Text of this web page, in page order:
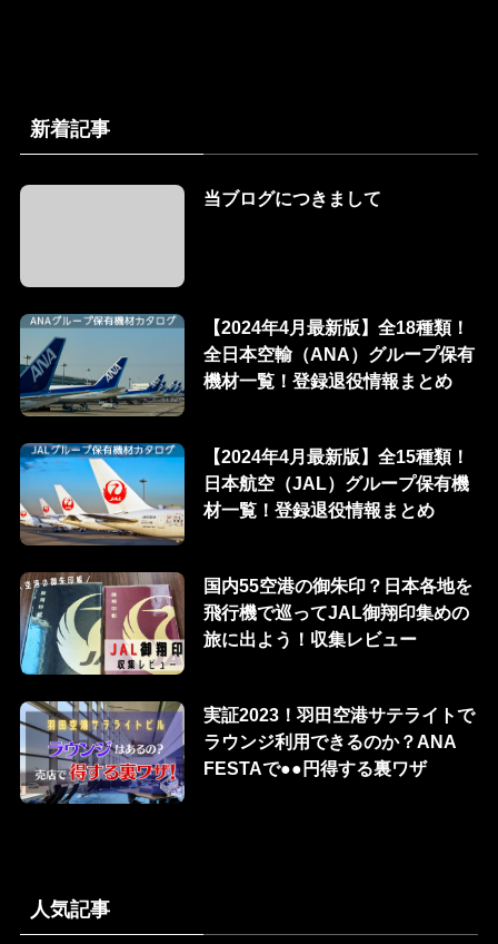
新着記事
当ブログにつきまして
【2024年4月最新版】全18種類！
全日本空輸（ANA）グループ保有
機材一覧！登録退役情報まとめ
【2024年4月最新版】全15種類！
日本航空（JAL）グループ保有機
材一覧！登録退役情報まとめ
国内55空港の御朱印？日本各地を
飛行機で巡ってJAL御翔印集めの
旅に出よう！収集レビュー
実証2023！羽田空港サテライトで
ラウンジ利用できるのか？ANA
FESTAで●●円得する裏ワザ
人気記事